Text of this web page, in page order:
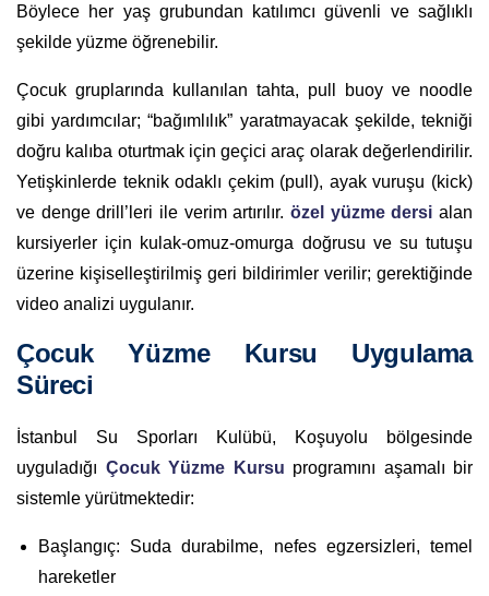
Böylece her yaş grubundan katılımcı güvenli ve sağlıklı
şekilde yüzme öğrenebilir.
Çocuk gruplarında kullanılan tahta, pull buoy ve noodle
gibi yardımcılar; “bağımlılık” yaratmayacak şekilde, tekniği
doğru kalıba oturtmak için geçici araç olarak değerlendirilir.
Yetişkinlerde teknik odaklı çekim (pull), ayak vuruşu (kick)
ve denge drill’leri ile verim artırılır. özel yüzme dersi alan
kursiyerler için kulak-omuz-omurga doğrusu ve su tutuşu
üzerine kişiselleştirilmiş geri bildirimler verilir; gerektiğinde
video analizi uygulanır.
Çocuk Yüzme Kursu Uygulama
Süreci
İstanbul Su Sporları Kulübü, Koşuyolu bölgesinde
uyguladığı Çocuk Yüzme Kursu programını aşamalı bir
sistemle yürütmektedir:
Başlangıç: Suda durabilme, nefes egzersizleri, temel
hareketler